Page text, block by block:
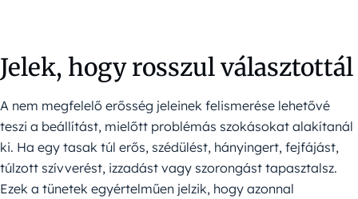
Jelek, hogy rosszul választottál
A nem megfelelő erősség jeleinek felismerése lehetővé
teszi a beállítást, mielőtt problémás szokásokat alakítanál
ki. Ha egy tasak túl erős, szédülést, hányingert, fejfájást,
túlzott szívverést, izzadást vagy szorongást tapasztalsz.
Ezek a tünetek egyértelműen jelzik, hogy azonnal